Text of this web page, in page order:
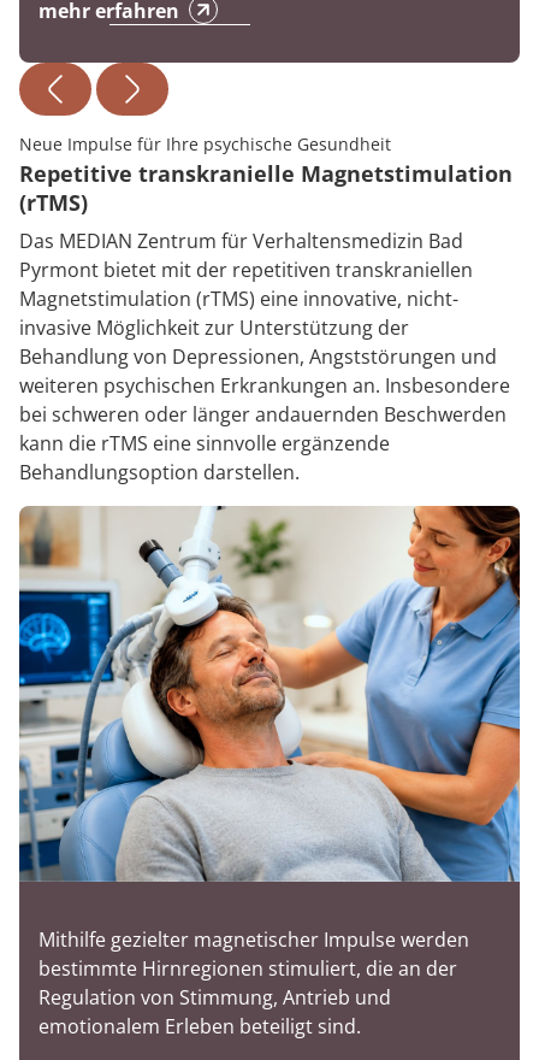
mehr erfahren
Neue Impulse für Ihre psychische Gesundheit
Repetitive transkranielle Magnetstimulation
(rTMS)
Das MEDIAN Zentrum für Verhaltensmedizin Bad
Pyrmont bietet mit der repetitiven transkraniellen
Magnetstimulation (rTMS) eine innovative, nicht-
invasive Möglichkeit zur Unterstützung der
Behandlung von Depressionen, Angststörungen und
weiteren psychischen Erkrankungen an. Insbesondere
bei schweren oder länger andauernden Beschwerden
kann die rTMS eine sinnvolle ergänzende
Behandlungsoption darstellen.
Mithilfe gezielter magnetischer Impulse werden
bestimmte Hirnregionen stimuliert, die an der
Regulation von Stimmung, Antrieb und
emotionalem Erleben beteiligt sind.